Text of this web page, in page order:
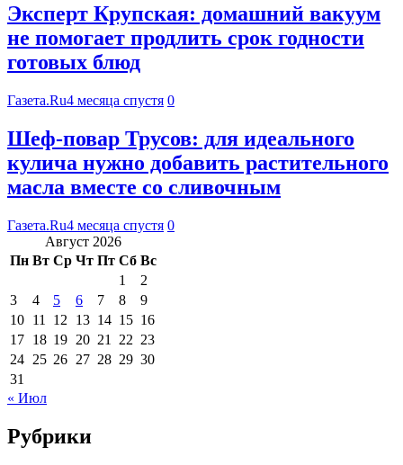
Эксперт Крупская: домашний вакуум
не помогает продлить срок годности
готовых блюд
Газета.Ru4 месяца спустя 0
Шеф-повар Трусов: для идеального
кулича нужно добавить растительного
масла вместе со сливочным
Газета.Ru4 месяца спустя 0
Август 2026
Пн Вт Ср Чт Пт Сб Вс
1
2
3
4 5 6 7 8
9
10 11 12 13 14 15 16
17 18 19 20 21 22 23
24 25 26 27 28 29 30
31
« Июл
Рубрики